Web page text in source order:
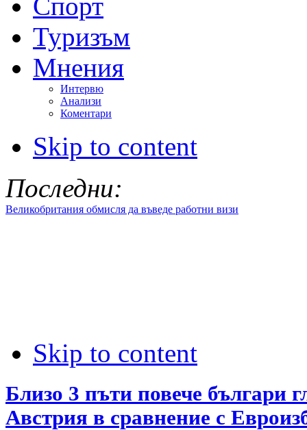
Туризъм
Мнения
Интервю
Анализи
Коментари
Skip to content
Последни:
Великобритания обмисля да въведе работни визи
Skip to content
Близо 3 пъти повече българи
Австрия в сравнение с